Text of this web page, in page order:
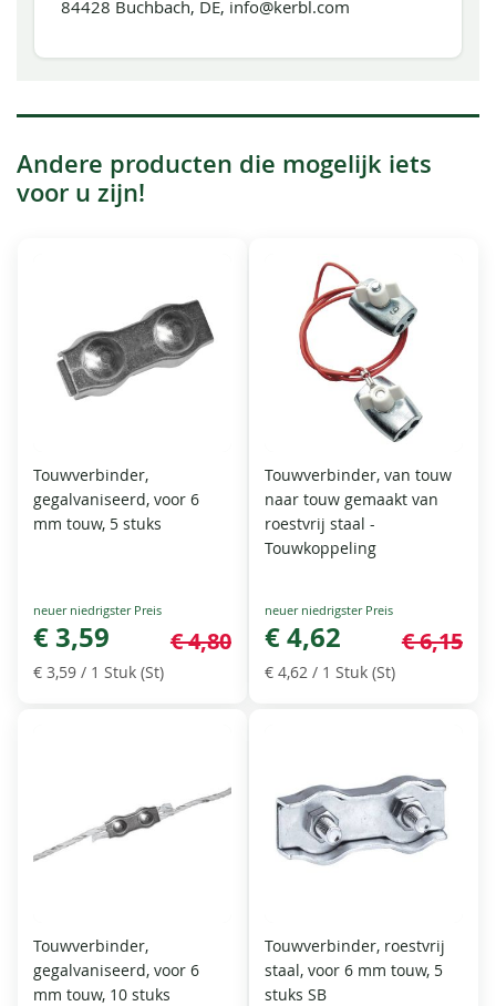
84428 Buchbach, DE, info@kerbl.com
Andere producten die mogelijk iets
voor u zijn!
Touwverbinder,
gegalvaniseerd, voor 6
mm touw, 5 stuks
Special
Price
€ 3,59 € 4,80
€ 3,59 / 1 Stuk (St)
Touwverbinder, van touw
naar touw gemaakt van
roestvrij staal -
Touwkoppeling
Special
Price
€ 4,62 € 6,15
€ 4,62 / 1 Stuk (St)
Touwverbinder,
gegalvaniseerd, voor 6
mm touw, 10 stuks
Touwverbinder, roestvrij
staal, voor 6 mm touw, 5
stuks SB